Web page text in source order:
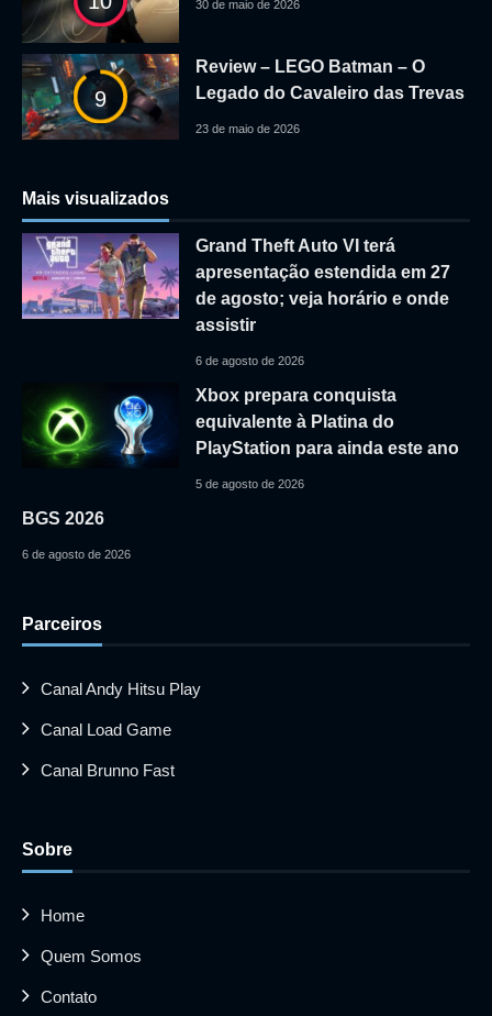
30 de maio de 2026
9
Review – LEGO Batman – O
Legado do Cavaleiro das Trevas
23 de maio de 2026
Mais visualizados
Grand Theft Auto VI terá
apresentação estendida em 27
de agosto; veja horário e onde
assistir
6 de agosto de 2026
Xbox prepara conquista
equivalente à Platina do
PlayStation para ainda este ano
5 de agosto de 2026
BGS 2026
6 de agosto de 2026
Parceiros
Canal Andy Hitsu Play
Canal Load Game
Canal Brunno Fast
Sobre
Home
Quem Somos
Contato